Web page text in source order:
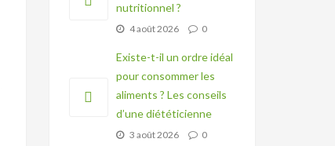
nutritionnel ?
4 août 2026 0
Existe-t-il un ordre idéal
pour consommer les
aliments ? Les conseils
d’une diététicienne
3 août 2026 0